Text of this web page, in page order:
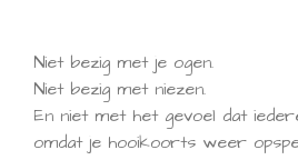
Niet bezig met je ogen.
Niet bezig met niezen.
En niet met het gevoel dat
omdat je hooikoorts weer